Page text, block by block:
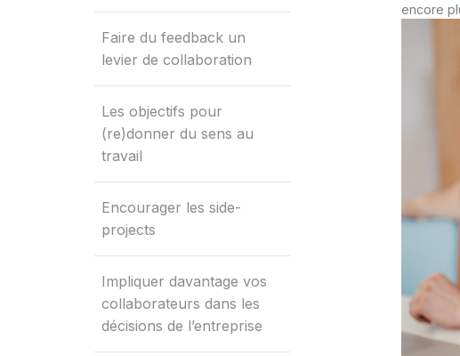
Faire du feedback un
levier de collaboration
Les objectifs pour
(re)donner du sens au
travail
Encourager les side-
projects
Impliquer davantage vos
collaborateurs dans les
décisions de l’entreprise
encore